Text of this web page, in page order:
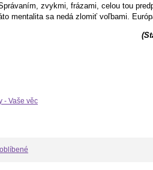
zvykmi, frázami, celou tou
mentalita sa nedá zlomiť voľbami.
- Vaše věc